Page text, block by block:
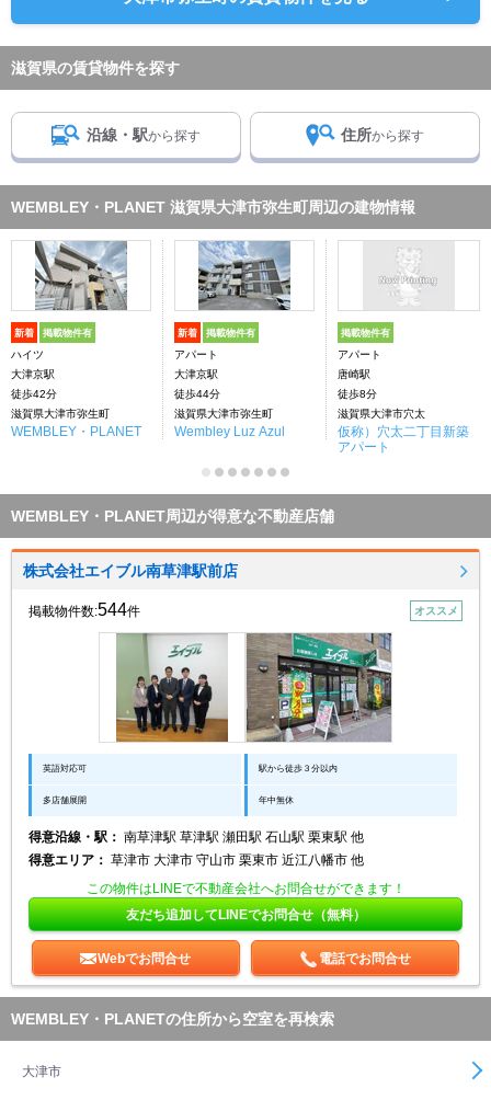
滋賀県の賃貸物件を探す
沿線・駅から探す 住所から探す
WEMBLEY・PLANET 滋賀県大津市弥生町周辺の建物情報
新着 掲載物件有
ハイツ
大津京駅
徒歩42分
滋賀県大津市弥生町
WEMBLEY・PLANET
新着 掲載物件有
アパート
大津京駅
徒歩44分
滋賀県大津市弥生町
Wembley Luz Azul
掲載物件有
アパート
唐崎駅
徒歩8分
滋賀県大津市穴太
仮称）穴太二丁目新築
アパート
WEMBLEY・PLANET周辺が得意な不動産店舗
株式会社エイブル南草津駅前店
掲載物件数:544件 オススメ
英語対応可 駅から徒歩３分以内
多店舗展開 年中無休
得意沿線・駅： 南草津駅 草津駅 瀬田駅 石山駅 栗東駅 他
得意エリア： 草津市 大津市 守山市 栗東市 近江八幡市 他
この物件はLINEで不動産会社へお問合せができます！
友だち追加してLINEでお問合せ（無料）
Webでお問合せ 電話でお問合せ
WEMBLEY・PLANETの住所から空室を再検索
大津市